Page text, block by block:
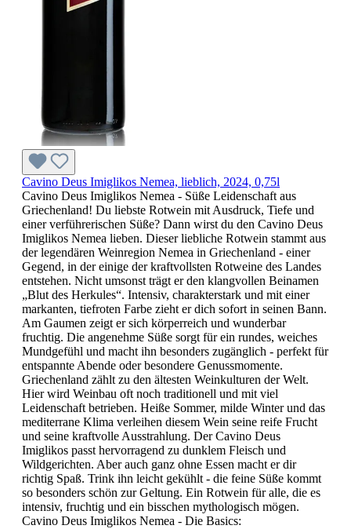
Cavino Deus Imiglikos Nemea, lieblich, 2024, 0,75l
Cavino Deus Imiglikos Nemea - Süße Leidenschaft aus
Griechenland! Du liebste Rotwein mit Ausdruck, Tiefe und
einer verführerischen Süße? Dann wirst du den Cavino Deus
Imiglikos Nemea lieben. Dieser liebliche Rotwein stammt aus
der legendären Weinregion Nemea in Griechenland - einer
Gegend, in der einige der kraftvollsten Rotweine des Landes
entstehen. Nicht umsonst trägt er den klangvollen Beinamen
„Blut des Herkules“. Intensiv, charakterstark und mit einer
markanten, tiefroten Farbe zieht er dich sofort in seinen Bann.
Am Gaumen zeigt er sich körperreich und wunderbar
fruchtig. Die angenehme Süße sorgt für ein rundes, weiches
Mundgefühl und macht ihn besonders zugänglich - perfekt für
entspannte Abende oder besondere Genussmomente.
Griechenland zählt zu den ältesten Weinkulturen der Welt.
Hier wird Weinbau oft noch traditionell und mit viel
Leidenschaft betrieben. Heiße Sommer, milde Winter und das
mediterrane Klima verleihen diesem Wein seine reife Frucht
und seine kraftvolle Ausstrahlung. Der Cavino Deus
Imiglikos passt hervorragend zu dunklem Fleisch und
Wildgerichten. Aber auch ganz ohne Essen macht er dir
richtig Spaß. Trink ihn leicht gekühlt - die feine Süße kommt
so besonders schön zur Geltung. Ein Rotwein für alle, die es
intensiv, fruchtig und ein bisschen mythologisch mögen.
Cavino Deus Imiglikos Nemea - Die Basics: